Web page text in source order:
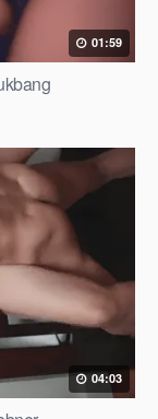
01:59
04:03